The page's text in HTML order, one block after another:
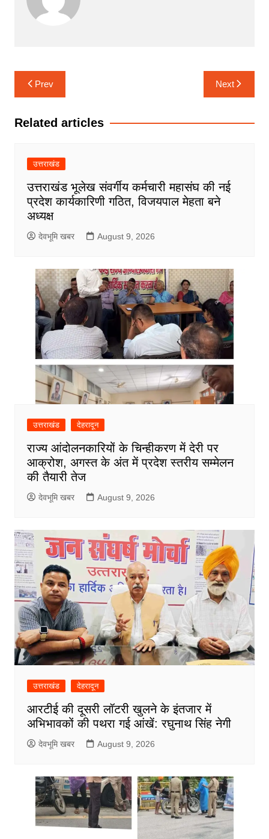
Post
navigation
Prev Next
Related articles
उत्तराखंड
उत्तराखंड भूलेख संवर्गीय कर्मचारी महासंघ की नई
प्रदेश कार्यकारिणी गठित, विजयपाल मेहता बने
अध्यक्ष
देवभूमि खबर August 9, 2026
उत्तराखंड देहरादून
राज्य आंदोलनकारियों के चिन्हीकरण में देरी पर
आक्रोश, अगस्त के अंत में प्रदेश स्तरीय सम्मेलन
की तैयारी तेज
देवभूमि खबर August 9, 2026
उत्तराखंड देहरादून
आरटीई की दूसरी लॉटरी खुलने के इंतजार में
अभिभावकों की पथरा गई आंखें: रघुनाथ सिंह नेगी
देवभूमि खबर August 9, 2026